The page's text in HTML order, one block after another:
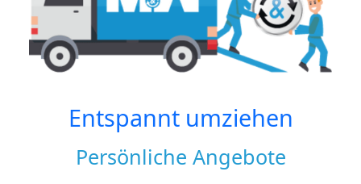
Entspannt umziehen
Persönliche Angebote